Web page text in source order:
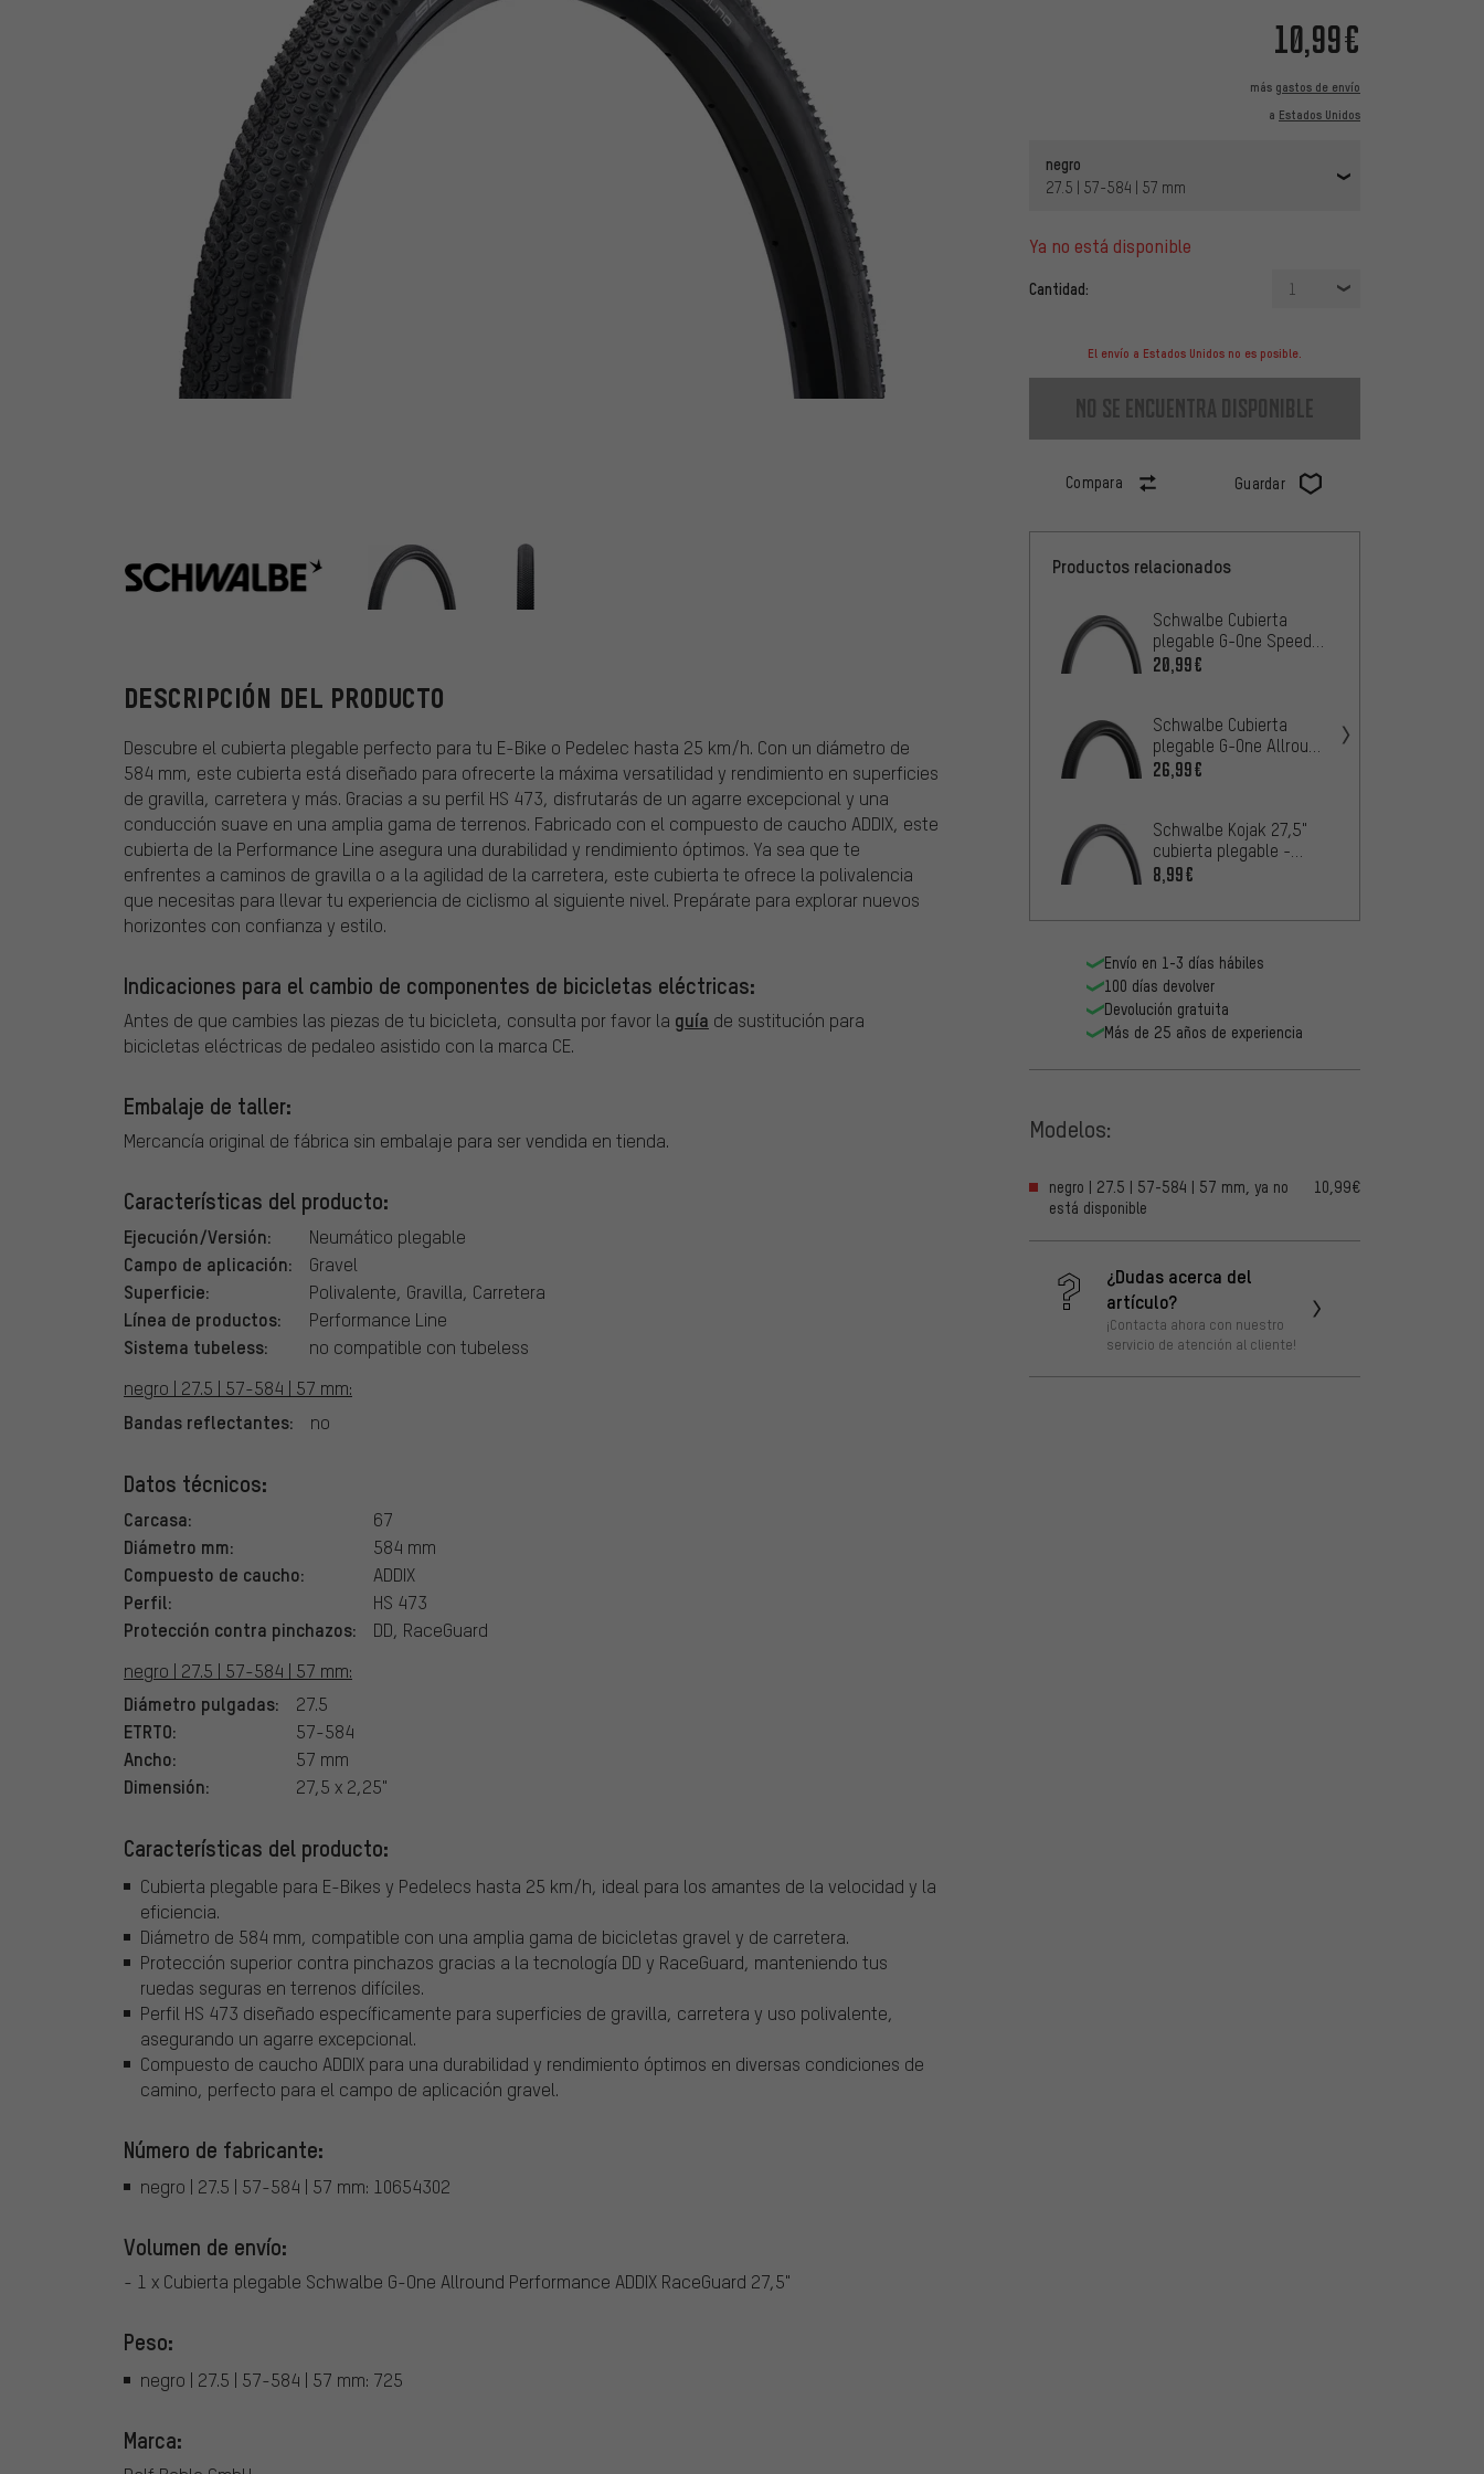
10,99€
más gastos de envío
a Estados Unidos
negro
27.5 | 57-584 | 57 mm
ya no está disponible
Cantidad: 1
El envío a Estados Unidos no es posible.
no se encuentra disponible
Compara Guardar
Schwalbe
DESCRIPCIÓN DEL PRODUCTO
Descubre el cubierta plegable perfecto para tu E-Bike o Pedelec hasta 25 km/h. Con un diámetro de
584 mm, este cubierta está diseñado para ofrecerte la máxima versatilidad y rendimiento en superficies
de gravilla, carretera y más. Gracias a su perfil HS 473, disfrutarás de un agarre excepcional y una
conducción suave en una amplia gama de terrenos. Fabricado con el compuesto de caucho ADDIX, este
cubierta de la Performance Line asegura una durabilidad y rendimiento óptimos. Ya sea que te
enfrentes a caminos de gravilla o a la agilidad de la carretera, este cubierta te ofrece la polivalencia
que necesitas para llevar tu experiencia de ciclismo al siguiente nivel. Prepárate para explorar nuevos
horizontes con confianza y estilo.
Indicaciones para el cambio de componentes de bicicletas eléctricas:
Antes de que cambies las piezas de tu bicicleta, consulta por favor la guía de sustitución para
bicicletas eléctricas de pedaleo asistido con la marca CE.
Embalaje de taller:
Mercancía original de fábrica sin embalaje para ser vendida en tienda.
Características del producto:
Ejecución/Versión: Neumático plegable
Campo de aplicación: Gravel
Superficie: Polivalente, Gravilla, Carretera
Línea de productos: Performance Line
Sistema tubeless:
no compatible con tubeless
negro | 27.5 | 57-584 | 57 mm:
Bandas reflectantes: no
Datos técnicos:
Carcasa: 67
Diámetro mm: 584 mm
Compuesto de caucho: ADDIX
Perfil: HS 473
Protección contra pinchazos:
DD, RaceGuard
negro | 27.5 | 57-584 | 57 mm:
Diámetro pulgadas: 27.5
ETRTO: 57-584
Ancho: 57 mm
Dimensión: 27,5 x 2,25"
Características del producto:
Cubierta plegable para E-Bikes y Pedelecs hasta 25 km/h, ideal para los amantes de la velocidad y la
eficiencia.
Diámetro de 584 mm, compatible con una amplia gama de bicicletas gravel y de carretera.
Protección superior contra pinchazos gracias a la tecnología DD y RaceGuard, manteniendo tus
ruedas seguras en terrenos difíciles.
Perfil HS 473 diseñado específicamente para superficies de gravilla, carretera y uso polivalente,
asegurando un agarre excepcional.
Compuesto de caucho ADDIX para una durabilidad y rendimiento óptimos en diversas condiciones de
camino, perfecto para el campo de aplicación gravel.
Número de fabricante:
negro | 27.5 | 57-584 | 57 mm: 10654302
Volumen de envío:
- 1 x Cubierta plegable Schwalbe G-One Allround Performance ADDIX RaceGuard 27,5"
Peso:
negro | 27.5 | 57-584 | 57 mm: 725
Marca:
Productos relacionados
Schwalbe Cubierta
plegable G-One Speed
Performance ADDIX
20,99€
Schwalbe Cubierta
plegable G-One Allround
Performance ADDIX
26,99€
Schwalbe Kojak 27,5"
cubierta plegable -
embalaje de taller
8,99€
Envío en 1-3 días hábiles
100 días devolver
Devolución gratuita
Más de 25 años de experiencia
Modelos:
negro | 27.5 | 57-584 | 57 mm, ya no
está disponible
10,99€
¿Dudas acerca del
artículo?
¡Contacta ahora con nuestro
servicio de atención al cliente!